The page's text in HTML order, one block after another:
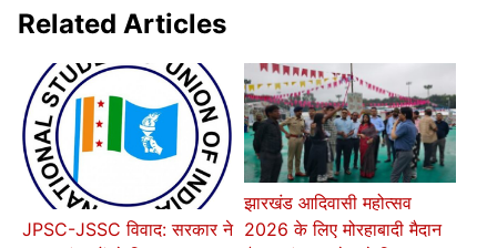
Related Articles
JPSC-JSSC विवाद: सरकार ने
झारखंड आदिवासी महोत्सव
2026 के लिए मोरहाबादी मैदान